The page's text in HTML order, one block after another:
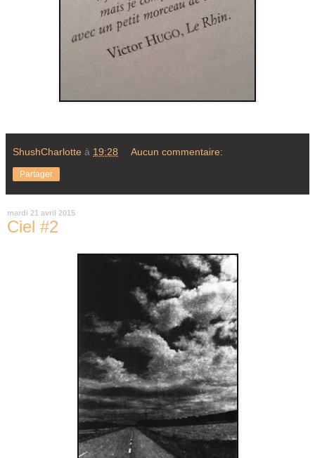
ShushCharlotte à 19:28 Aucun commentaire:
Partager
mardi 21 avril 2015
Ciel #2